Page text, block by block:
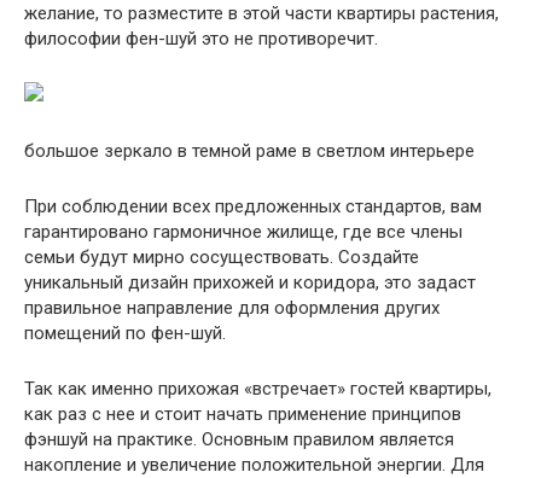
желание, то разместите в этой части квартиры растения,
философии фен-шуй это не противоречит.
большое зеркало в темной раме в светлом интерьере
При соблюдении всех предложенных стандартов, вам
гарантировано гармоничное жилище, где все члены
семьи будут мирно сосуществовать. Создайте
уникальный дизайн прихожей и коридора, это задаст
правильное направление для оформления других
помещений по фен-шуй.
Так как именно прихожая «встречает» гостей квартиры,
как раз с нее и стоит начать применение принципов
фэншуй на практике. Основным правилом является
накопление и увеличение положительной энергии. Для